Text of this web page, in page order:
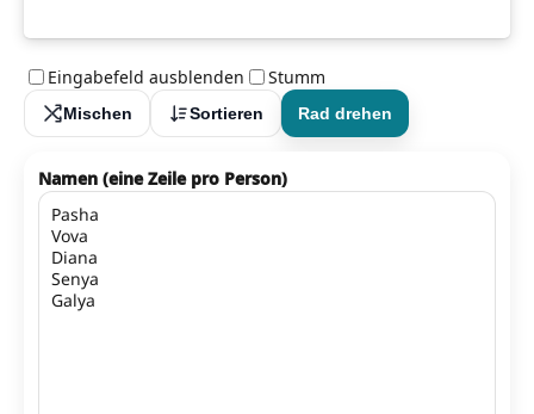
Eingabefeld ausblenden Stumm
Mischen Sortieren Rad drehen
Namen (eine Zeile pro Person)